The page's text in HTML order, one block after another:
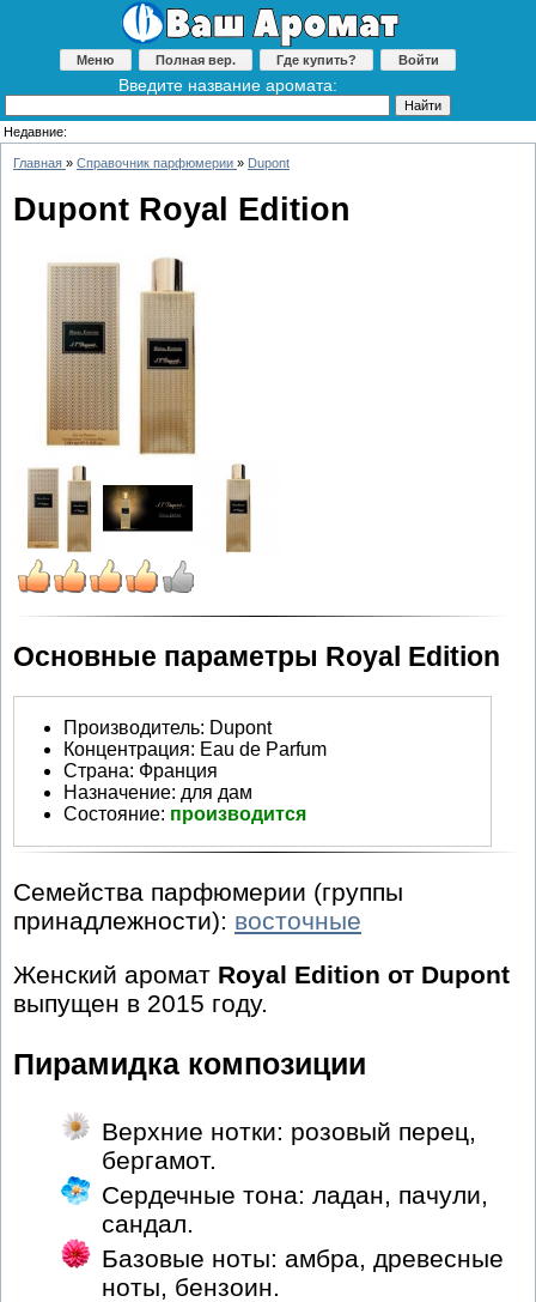
Меню Полная вер. Где купить? Войти
Введите название аромата:
Недавние:
Главная » Справочник парфюмерии » Dupont
Dupont Royal Edition
Основные параметры Royal Edition
Производитель: Dupont
Концентрация: Eau de Parfum
Страна: Франция
Назначение: для дам
Состояние: производится
Семейства парфюмерии (группы
принадлежности): восточные
Женский аромат Royal Edition от Dupont
выпущен в 2015 году.
Пирамидка композиции
Верхние нотки: розовый перец,
бергамот.
Сердечные тона: ладан, пачули,
сандал.
Базовые ноты: амбра, древесные
ноты, бензоин.